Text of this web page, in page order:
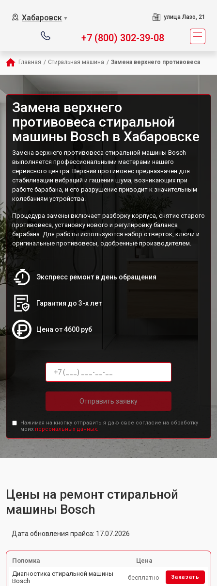
Хабаровск ▼ улица Лазо, 21
+7 (800) 302-39-08
Главная / Стиральная машина / Замена верхнего противовеса
Замена верхнего
противовеса стиральной
машины Bosch в Хабаровске
Замена верхнего противовеса стиральной машины Bosch
выполняется профессиональными мастерами нашего
сервисного центра. Верхний противовес предназначен для
стабилизации вибраций и гашения шума, возникающих при
работе барабана, и его разрушение приводит к значительным
колебаниям устройства.
Процедура замены включает разборку корпуса, снятие старого
противовеса, установку нового и регулировку баланса
барабана. Для работы используются набор отверток, ключи и
оригинальные противовесы, одобренные производителем.
Экспресс ремонт в день обращения
Гарантия до 3-х лет
Цена от 4600 руб
Отправить заявку
Нажимая на кнопку отправить я даю свое согласие на обработку
моих персональных данных.
Цены на ремонт стиральной
машины Bosch
Дата обновления прайса: 17.07.2026
Поломка
Цена
Диагностика стиральной машины
Bosch
бесплатно Заказать